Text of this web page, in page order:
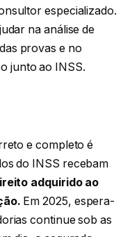
especializado.
na análise de
provas e no
junto ao INSS.
e completo é
do INSS recebam
adquirido ao
Em 2025, espera-
continue sob as